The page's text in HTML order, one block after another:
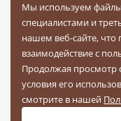
© 2008 — 2026 Первая
защищены.
Политика
Соглашение на
Мы используем
специалистами и
нашем веб-сайте, что
взаимодействие с
Продолжая просмотр
условия его
смотрите в нашей